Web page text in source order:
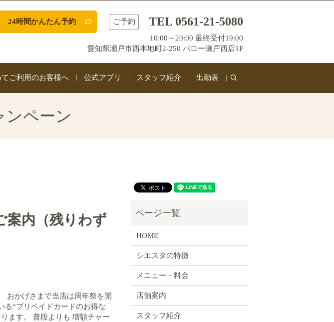
24時間かんたん予約 ご予約 TEL 0561-21-5080
10:00～20:00 最終受付19:00
愛知県瀬戸市西本地町2-250 バロー瀬戸西店1F
ご利用のお客様へ 公式アプリ スタッフ紹介 出勤表
search
ンペーン
案内（残りわず
おかげさまで当店は周年祭を開
る“プリペイドカードのお得な
ます。 普段よりも 増額チャー
HOME
シエスタの特徴
メニュー・料金
店舗案内
スタッフ紹介